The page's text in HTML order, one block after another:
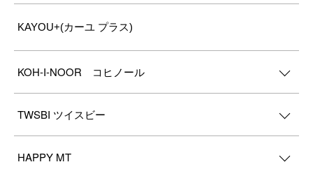
KAYOU+(カーユ プラス)
KOH-I-NOOR コヒノール
TWSBI ツイスビー
HAPPY MT